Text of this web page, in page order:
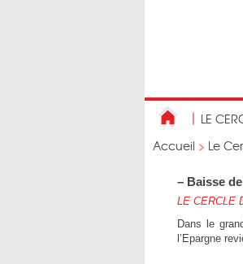
LE
Accueil > Le
– Baisse
LE CERCLE
Dans le
l’Epargne